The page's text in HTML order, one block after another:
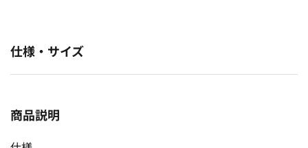
仕様・サイズ
商品説明